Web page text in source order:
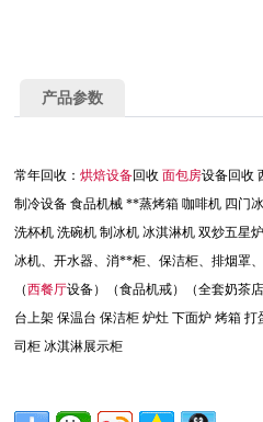
产品参数
常年回收：烘焙设备回收面包房设备回收
制冷设备 食品机械 **蒸烤箱 咖啡机 四门
洗杯机 洗碗机 制冰机 冰淇淋机 双炒五星
冰机、开水器、消**柜、保洁柜、排烟罩
（西餐厅设备）（食品机戒）（全套奶茶
台上架 保温台 保洁柜 炉灶 下面炉 烤箱
司柜 冰淇淋展示柜